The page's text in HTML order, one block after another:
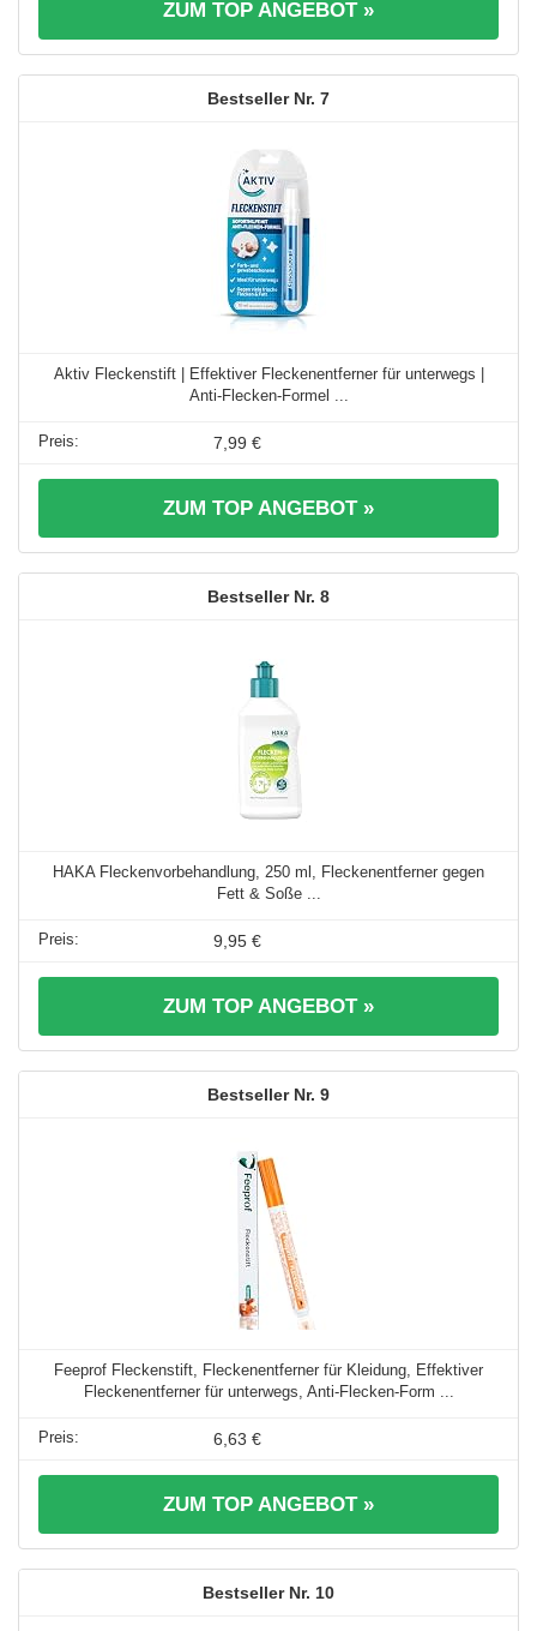
ZUM TOP ANGEBOT »
7
Aktiv Fleckenstift | Effektiver Fleckenentferner für unterwegs |
Anti-Flecken-Formel ...
7,99 €
ZUM TOP ANGEBOT »
8
HAKA Fleckenvorbehandlung, 250 ml, Fleckenentferner gegen
Fett & Soße ...
9,95 €
ZUM TOP ANGEBOT »
9
Feeprof Fleckenstift, Fleckenentferner für Kleidung, Effektiver
Fleckenentferner für unterwegs, Anti-Flecken-Form ...
6,63 €
ZUM TOP ANGEBOT »
10